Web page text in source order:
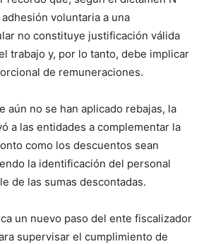
voluntaria a una
no constituye justificación válida
trabajo y, por lo tanto, debe implicar
de remuneraciones.
aún no se han aplicado rebajas, la
a las entidades a complementar la
como los descuentos sean
la identificación del personal
de las sumas descontadas.
un nuevo paso del ente fiscalizador
supervisar el cumplimiento de